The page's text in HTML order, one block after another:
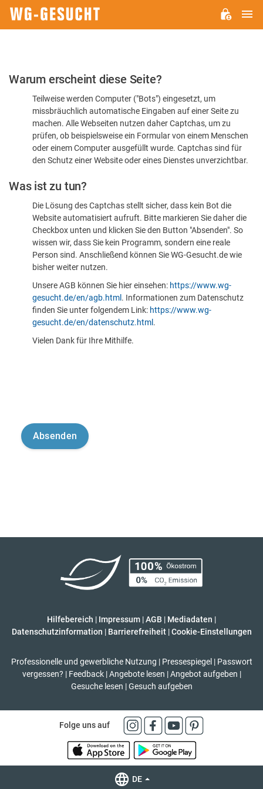
Bitte
dass
sind
Warum erscheint diese Seite?
Teilweise werden Computer ("Bots") eingesetzt, um
missbräuchlich automatische Eingaben auf einer Seite zu
machen. Alle Webseiten nutzen daher Captchas, um zu
prüfen, ob beispielsweise ein Formular von einem Menschen
oder einem Computer ausgefüllt wurde. Captchas sind für
den Schutz einer Website oder eines Dienstes unverzichtbar.
Was ist zu tun?
Die Lösung des Captchas stellt sicher, dass kein Bot die
Website automatisiert aufruft. Bitte markieren Sie daher die
Checkbox unten und klicken Sie den Button "Absenden". So
wissen wir, dass Sie kein Programm, sondern eine reale
Person sind. Anschließend können Sie WG-Gesucht.de wie
bisher weiter nutzen.
Unsere AGB können Sie hier einsehen: https://www.wg-
gesucht.de/en/agb.html . Informationen zum Datenschutz
finden Sie unter folgendem Link: https://www.wg-
gesucht.de/en/datenschutz.html .
Vielen Dank für Ihre Mithilfe.
Hilfebereich | Impressum |AGB | Mediadaten |
Datenschutzinformation | Barrierefreiheit | Cookie-Einstellungen
Professionelle und gewerbliche Nutzung | Pressespiegel | Passwort
vergessen? | Feedback | Angebote lesen | Angebot aufgeben |
Gesuche lesen | Gesuch aufgeben
Folge uns auf
DE